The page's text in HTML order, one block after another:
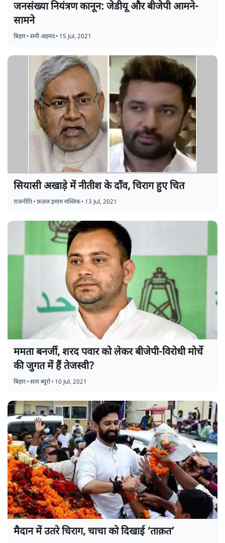
जनसंख्या नियंत्रण कानून: जेडीयू और बीजेपी आमने-
सामने
बिहार•समी अहमद• 15 Jul, 2021
सियासी अखाड़े में नीतीश के दाँव, चिराग हुए चित
राजनीति•फ़ज़ल इमाम मल्लिक• 13 Jul, 2021
ममता बनर्जी, शरद पवार को लेकर बीजेपी-विरोधी मोर्चे
की जुगत में हैं तेजस्वी?
बिहार•सत्य ब्यूरो• 10 Jul, 2021
मैदान में उतरे चिराग, चाचा को दिखाई ‘ताक़त’